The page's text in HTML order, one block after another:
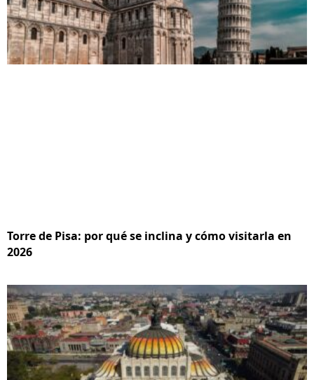
Torre de Pisa: por qué se inclina y cómo visitarla en
2026